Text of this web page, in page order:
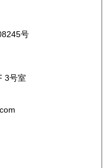
県
県
号
3号室
店です。
販売は行っておりま